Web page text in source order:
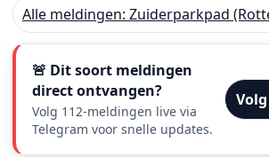
Alle meldingen: Zuiderparkpad
🚨 Dit soort meldingen
direct ontvangen?
Volg 112-meldingen live via
Telegram voor snelle updates.